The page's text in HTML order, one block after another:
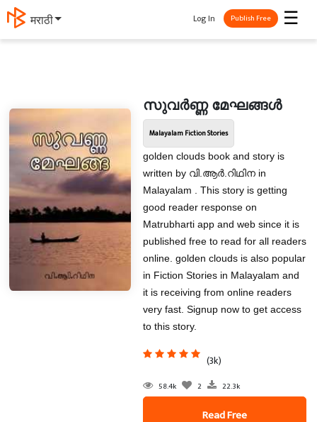
मराठी ☰
Log In Publish Free
സുവർണ്ണ മേഘങ്ങൾ
Malayalam Fiction Stories
golden clouds book and story is
written by വി.ആർ.റിഥിന in
Malayalam . This story is getting
good reader response on
Matrubharti app and web since it is
published free to read for all readers
online. golden clouds is also popular
in Fiction Stories in Malayalam and
it is receiving from online readers
very fast. Signup now to get access
to this story.
(3k)
58.4k 2 22.3k
Read Free